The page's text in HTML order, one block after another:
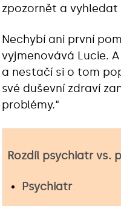
zpozornět a
Nechybí ani první
vyjmenovává Lucie.
a nestačí si o tom
své duševní zdraví
problémy.“
Rozdíl psychiatr vs.
Psychiatr